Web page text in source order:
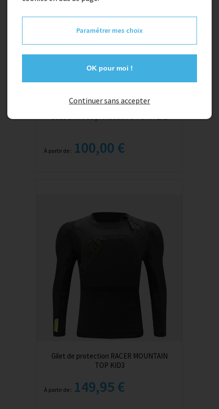
Sous short de protection G-FORM EX1
À partir de : 100,00 €
Gilet de protection RACER MOUNTAIN
TOP KID3
À partir de : 149,95 €
Paramétrer mes choix
OK pour moi !
Continuer sans accepter